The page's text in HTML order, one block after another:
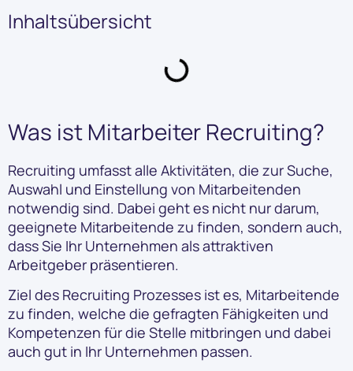
Inhaltsübersicht
Was ist Mitarbeiter Recruiting?
Recruiting umfasst alle Aktivitäten, die zur Suche,
Auswahl und Einstellung von Mitarbeitenden
notwendig sind. Dabei geht es nicht nur darum,
geeignete Mitarbeitende zu finden, sondern auch,
dass Sie Ihr Unternehmen als attraktiven
Arbeitgeber präsentieren.
Ziel des Recruiting Prozesses ist es, Mitarbeitende
zu finden, welche die gefragten Fähigkeiten und
Kompetenzen für die Stelle mitbringen und dabei
auch gut in Ihr Unternehmen passen.